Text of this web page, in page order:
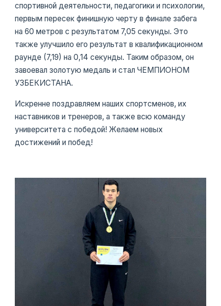
спортивной деятельности, педагогики и психологии,
первым пересек финишную черту в финале забега
на 60 метров с результатом 7,05 секунды. Это
также улучшило его результат в квалификационном
раунде (7,19) на 0,14 секунды. Таким образом, он
завоевал золотую медаль и стал ЧЕМПИОНОМ
УЗБЕКИСТАНА.
Искренне поздравляем наших спортсменов, их
наставников и тренеров, а также всю команду
университета с победой! Желаем новых
достижений и побед!